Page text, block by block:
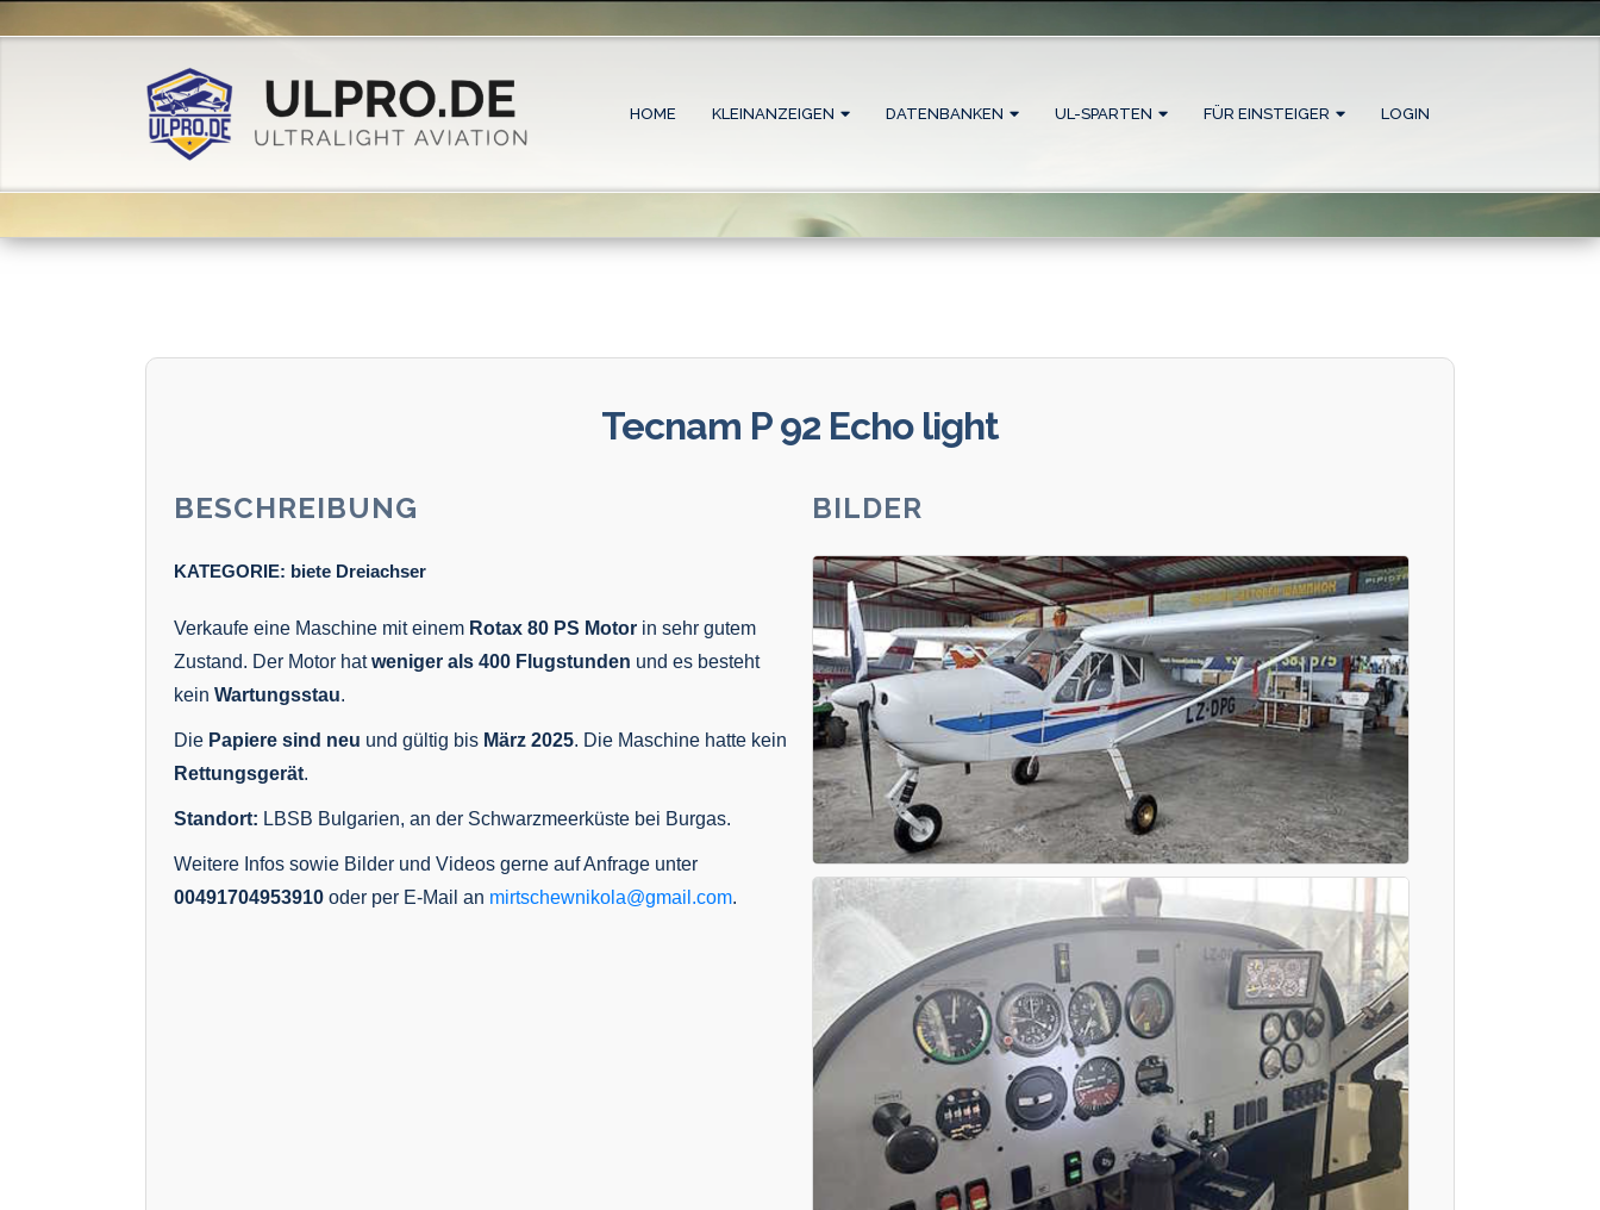
HOME KLEINANZEIGEN DATENBANKEN UL-SPARTEN FÜR EINSTEIGER LOGIN
Tecnam P 92 Echo light
BESCHREIBUNG
KATEGORIE: biete Dreiachser
Verkaufe eine Maschine mit einem Rotax 80 PS Motorin sehr gutem
Zustand. Der Motor hatweniger als 400 Flugstunden und es besteht
kein Wartungsstau.
Die Papiere sind neu und gültig bis März 2025. Die Maschine hatte kein
Rettungsgerät.
Standort: LBSB Bulgarien, an der Schwarzmeerküste bei Burgas.
Weitere Infos sowie Bilder und Videos gerne auf Anfrage unter
00491704953910oder per E-Mail an mirtschewnikola@gmail.com.
BILDER